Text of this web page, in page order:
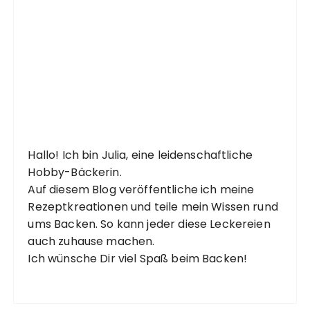
Hallo! Ich bin Julia, eine leidenschaftliche
Hobby-Bäckerin.
Auf diesem Blog veröffentliche ich meine
Rezeptkreationen und teile mein Wissen rund
ums Backen. So kann jeder diese Leckereien
auch zuhause machen.
Ich wünsche Dir viel Spaß beim Backen!